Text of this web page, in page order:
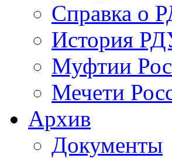
Справка о
История
Муфтии
Мечети
Архив
Документы